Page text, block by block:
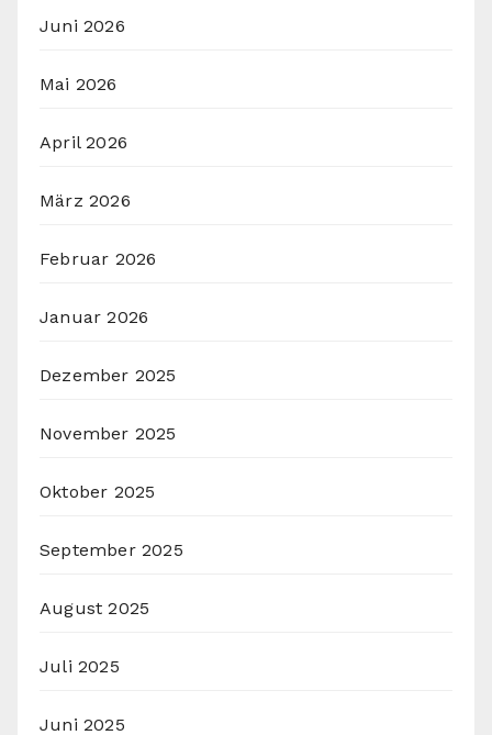
Juni 2026
Mai 2026
April 2026
März 2026
Februar 2026
Januar 2026
Dezember 2025
November 2025
Oktober 2025
September 2025
August 2025
Juli 2025
Juni 2025